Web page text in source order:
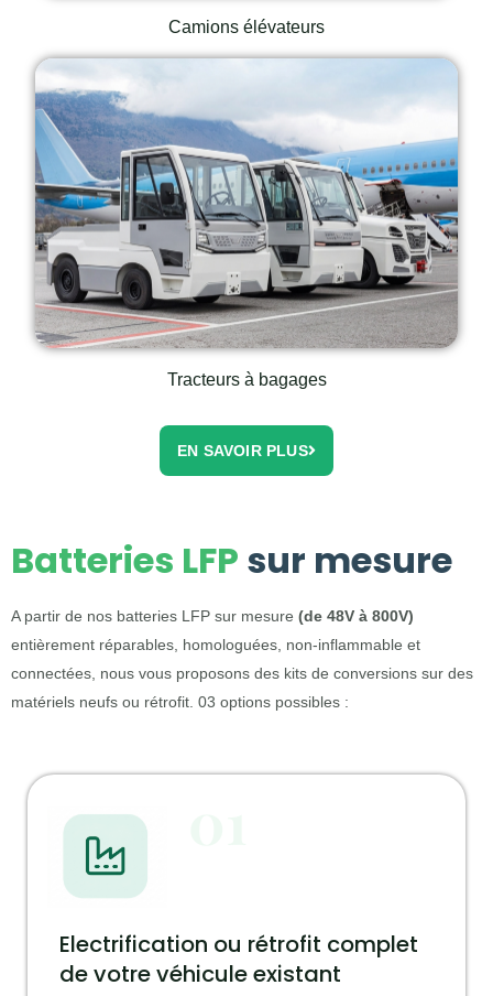
Camions élévateurs
Tracteurs à bagages
EN SAVOIR PLUS
Batteries LFP sur mesure
A partir de nos batteries LFP sur mesure (de 48V à 800V)
entièrement réparables, homologuées, non-inflammable et
connectées, nous vous proposons des kits de conversions sur des
matériels neufs ou rétrofit. 03 options possibles :
Electrification ou rétrofit complet
de votre véhicule existant